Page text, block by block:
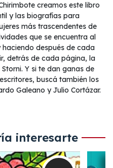
creamos este libro
y las biografías para
más trascendentes de
que se encuentra al
después de cada
detrás de cada página, la
Y si te dan ganas de
buscá también los
Galeano y Julio Cortázar.
interesarte